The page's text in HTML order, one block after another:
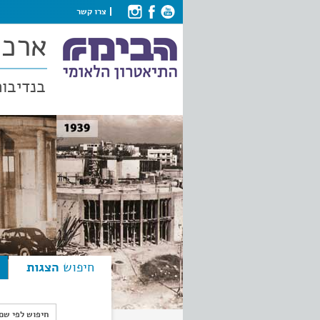
צרו קשר
חיפוש הצגות
חיפוש לפי